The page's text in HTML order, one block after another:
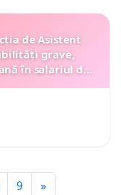
de Asistent
grave,
în salariul de
9 »